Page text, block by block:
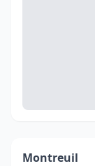
Montreuil